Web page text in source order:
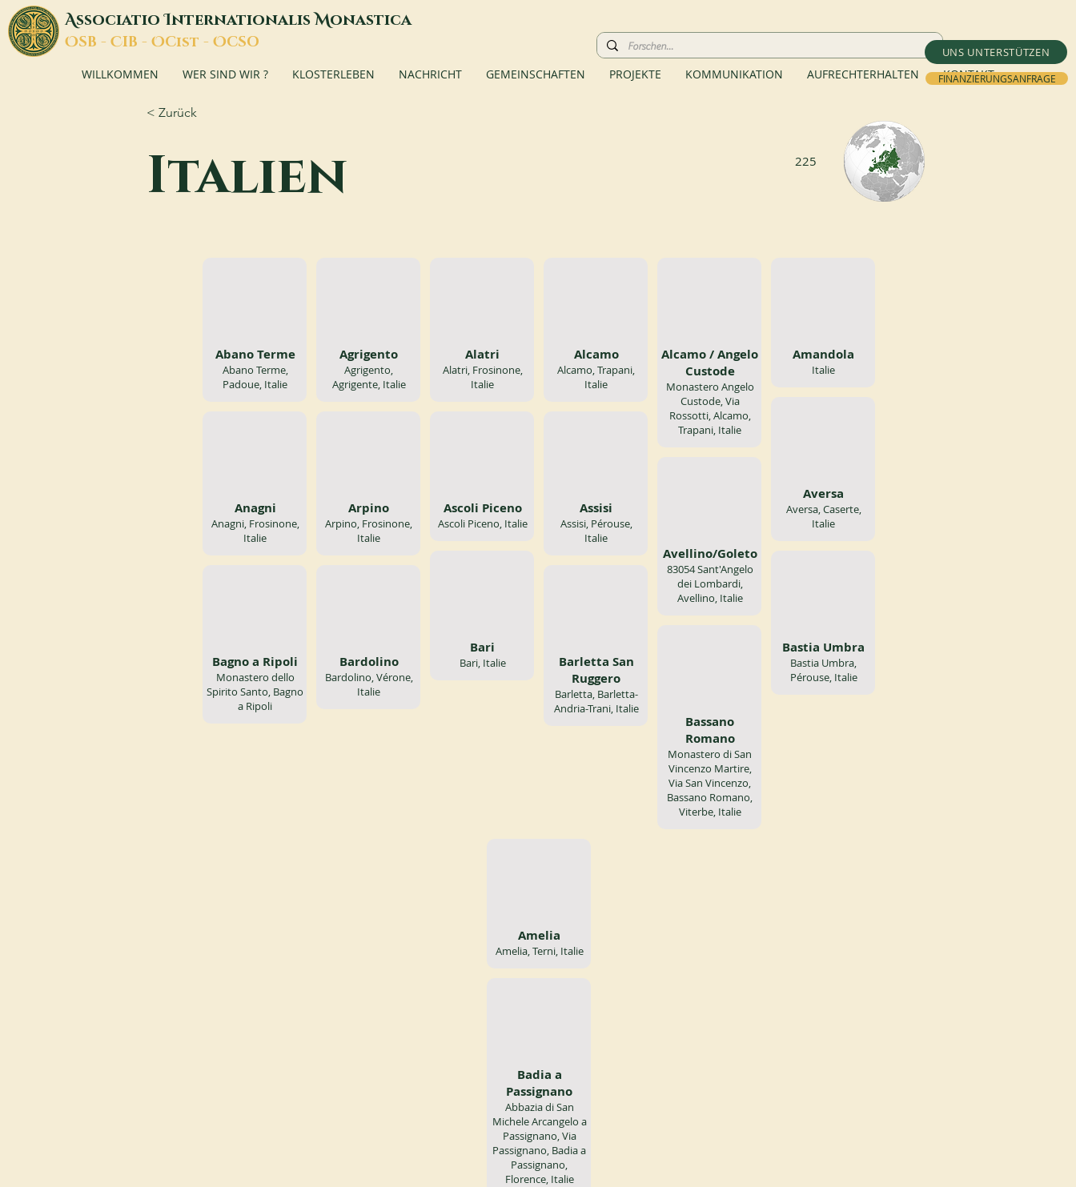
UNS UNTERSTÜTZEN
FINANZIERUNGSANFRAGE
AssociatioInternationalisMonastica
OSB - CIB - OCist - OCSO
WILLKOMMEN WER SIND WIR ? KLOSTERLEBEN NACHRICHT GEMEINSCHAFTEN PROJEKTE KOMMUNIKATION AUFRECHTERHALTEN KONTAKT
< Zurück
Italien 225
Abano Terme
Abano Terme,
Padoue, Italie
Anagni
Anagni, Frosinone,
Italie
Bagno a Ripoli
Monastero dello
Spirito Santo, Bagno
a Ripoli
Agrigento
Agrigento,
Agrigente, Italie
Arpino
Arpino, Frosinone,
Italie
Bardolino
Bardolino, Vérone,
Italie
Alatri
Alatri, Frosinone,
Italie
Ascoli Piceno
Ascoli Piceno, Italie
Bari
Bari, Italie
Alcamo
Alcamo, Trapani,
Italie
Assisi
Assisi, Pérouse,
Italie
Barletta San
Ruggero
Barletta, Barletta-
Andria-Trani, Italie
Alcamo / Angelo
Custode
Monastero Angelo
Custode, Via
Rossotti, Alcamo,
Trapani, Italie
Avellino/Goleto
83054 Sant'Angelo
dei Lombardi,
Avellino, Italie
Bassano
Romano
Monastero di San
Vincenzo Martire,
Via San Vincenzo,
Bassano Romano,
Viterbe, Italie
Amandola
Italie
Aversa
Aversa, Caserte,
Italie
Bastia Umbra
Bastia Umbra,
Pérouse, Italie
Amelia
Amelia, Terni, Italie
Badia a
Passignano
Abbazia di San
Michele Arcangelo a
Passignano, Via
Passignano, Badia a
Passignano,
Florence, Italie